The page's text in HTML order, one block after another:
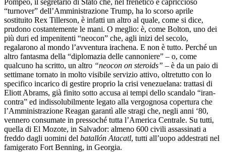
“turnover” dell’Amministrazione Trump, ha lo scorso aprile
sostituito Rex Tillerson, è infatti un altro al quale, come si dice,
prudono costantemente le mani. O meglio: è, come Bolton, uno dei
più duri ed impenitenti “neocon” che, agli inizi del secolo,
regalarono al mondo l’avventura irachena. E non è tutto. Perché un
altro fantasma della “diplomazia delle cannoniere” – o, come
qualcuno ha scritto, un altro “neocon on steroids” – è da un paio di
settimane tornato in molto visibile servizio attivo, oltretutto con lo
specifico incarico di gestire proprio la crisi venezuelana: trattasi di
Eliott Abrams, già finito sotto accusa ai tempi dello scandalo “iran-
contra” ed indissolubilmente legato alla vergognosa copertura che
l’Amministrazione Reagan garantì alle stragi che, negli anni ‘80,
vennero consumate in pressoché tutta l’America Centrale. Su tutti,
quella di El Mozote, in Salvador: almeno 600 civili assassinati a
freddo dagli uomini del batallón Atacatl, tutti all’uopo addestrati nel
famigerato Fort Benning, in Georgia.